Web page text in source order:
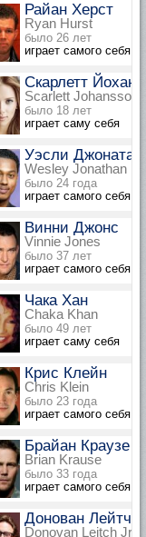
Райан Херст
Ryan Hurst
было 26 лет
играет самого себя
Скарлетт
Scarlett Johansson
было 18 лет
играет саму себя
Уэсли Джонатан
Wesley Jonathan
было 24 года
играет самого себя
Винни Джонс
Vinnie Jones
было 37 лет
играет самого себя
Чака Хан
Chaka Khan
было 49 лет
играет саму себя
Крис Клейн
Chris Klein
было 23 года
играет самого себя
Брайан Краузе
Brian Krause
было 33 года
играет самого себя
Донован Лейтч
Donovan Leitch Jr.